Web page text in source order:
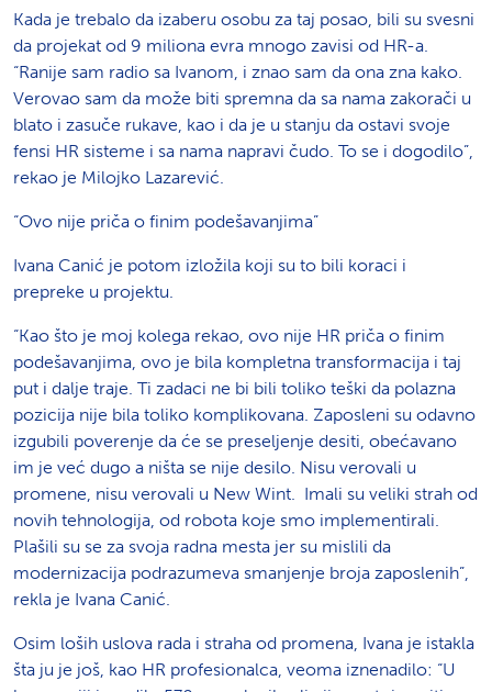
Kada je trebalo da izaberu osobu za taj posao, bili su svesni
da projekat od 9 miliona evra mnogo zavisi od HR-a.
“Ranije sam radio sa Ivanom, i znao sam da ona zna kako.
Verovao sam da može biti spremna da sa nama zakorači u
blato i zasuče rukave, kao i da je u stanju da ostavi svoje
fensi HR sisteme i sa nama napravi čudo. To se i dogodilo”,
rekao je Milojko Lazarević.
“Ovo nije priča o finim podešavanjima”
Ivana Canić je potom izložila koji su to bili koraci i
prepreke u projektu.
“Kao što je moj kolega rekao, ovo nije HR priča o finim
podešavanjima, ovo je bila kompletna transformacija i taj
put i dalje traje. Ti zadaci ne bi bili toliko teški da polazna
pozicija nije bila toliko komplikovana. Zaposleni su odavno
izgubili poverenje da će se preseljenje desiti, obećavano
im je već dugo a ništa se nije desilo. Nisu verovali u
promene, nisu verovali u New Wint. Imali su veliki strah od
novih tehnologija, od robota koje smo implementirali.
Plašili su se za svoja radna mesta jer su mislili da
modernizacija podrazumeva smanjenje broja zaposlenih”,
rekla je Ivana Canić.
Osim loših uslova rada i straha od promena, Ivana je istakla
šta ju je još, kao HR profesionalca, veoma iznenadilo: “U